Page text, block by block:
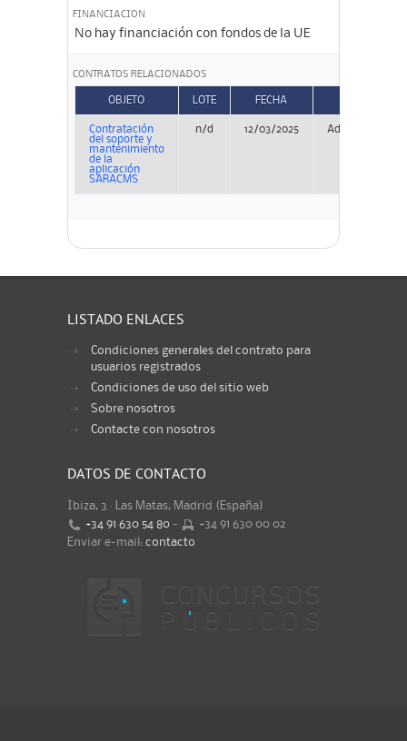
FINANCIACION
No hay financiación con fondos de la UE
CONTRATOS RELACIONADOS
OBJETO LOTE FECHA
Contratación
del soporte y
mantenimiento
de la
aplicación
SARACMS
n/d 12/03/2025 Adjudicación
LISTADO ENLACES
Condiciones generales del contrato para
usuarios registrados
Condiciones de uso del sitio web
Sobre nosotros
Contacte con nosotros
DATOS DE CONTACTO
Ibiza, 3 · Las Matas, Madrid (España)
+34 91 630 54 80 -
+34 91 630 00 02
Enviar e-mail: contacto